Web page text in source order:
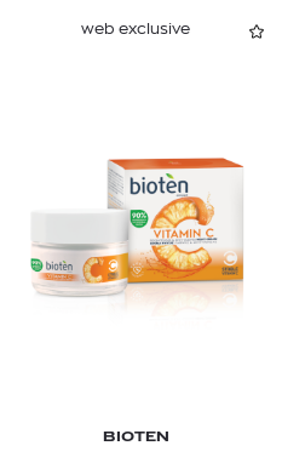
web exclusive
BIOTEN